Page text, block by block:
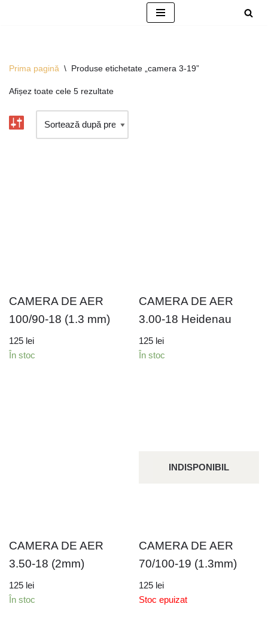
Prima pagină \ Produse etichetate „camera 3-19”
Afișez toate cele 5 rezultate
CAMERA DE AER
100/90-18 (1.3 mm)
125 lei
În stoc
CAMERA DE AER
3.00-18 Heidenau
125 lei
În stoc
CAMERA DE AER
3.50-18 (2mm)
125 lei
În stoc
INDISPONIBIL
CAMERA DE AER
70/100-19 (1.3mm)
125 lei
Stoc epuizat